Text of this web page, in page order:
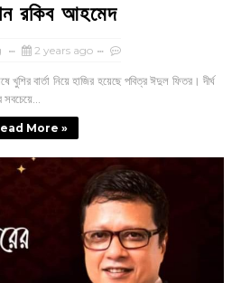
রকিব আহমেদ
2 years ago
খুশির বার্তা নিয়ে হাজির হয়েছে পবিত্র ঈদুল ফিতর। দীর্ঘ
সবচেয়ে...
More »